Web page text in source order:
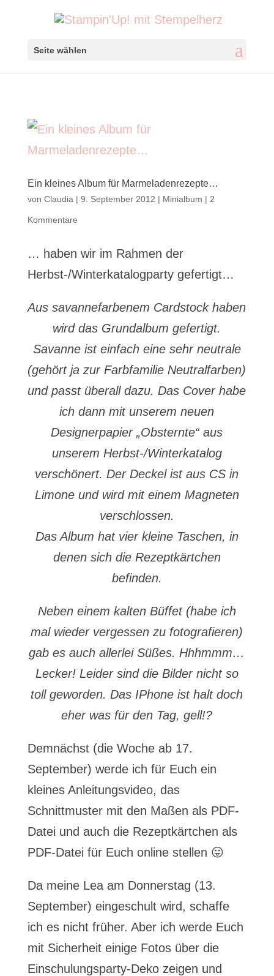
Seite wählen
Ein kleines Album für Marmeladenrezepte…
von Claudia | 9. September 2012 | Minialbum | 2
Kommentare
… haben wir im Rahmen der
Herbst-/Winterkatalogparty gefertigt…
Aus savannefarbenem Cardstock haben
wird das Grundalbum gefertigt.
Savanne ist einfach eine sehr neutrale
(gehört ja zur Farbfamilie Neutralfarben)
und passt überall dazu. Das Cover habe
ich dann mit unserem neuen
Designerpapier „Obsternte“ aus
unserem Herbst-/Winterkatalog
verschönert. Der Deckel ist aus CS in
Limone und wird mit einem Magneten
verschlossen.
Das Album hat vier kleine Taschen, in
denen sich die Rezeptkärtchen
befinden.
Neben einem kalten Büffet (habe ich
mal wieder vergessen zu fotografieren)
gab es auch allerlei Süßes. Hhhmmm…
Lecker! Leider sind die Bilder nicht so
toll geworden. Das IPhone ist halt doch
eher was für den Tag, gell!?
Demnächst (die Woche ab 17.
September) werde ich für Euch ein
kleines Anleitungsvideo, das
Schnittmuster mit den Maßen als PDF-
Datei und auch die Rezeptkärtchen als
PDF-Datei für Euch online stellen 😛
Da meine Lea am Donnerstag (13.
September) eingeschult wird, schaffe
ich es nicht früher. Aber ich werde Euch
mit Sicherheit einige Fotos über die
Einschulungsparty-Deko zeigen und